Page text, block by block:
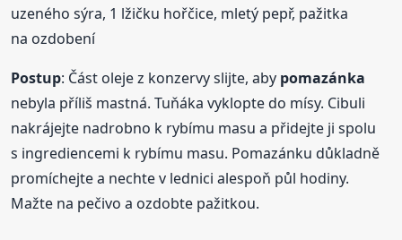
uzeného sýra, 1 lžičku hořčice, mletý pepř, pažitka
na ozdobení
Postup: Část oleje z konzervy slijte, aby pomazánka
nebyla příliš mastná. Tuňáka vyklopte do mísy. Cibuli
nakrájejte nadrobno k rybímu masu a přidejte ji spolu
s ingrediencemi k rybímu masu. Pomazánku důkladně
promíchejte a nechte v lednici alespoň půl hodiny.
Mažte na pečivo a ozdobte pažitkou.